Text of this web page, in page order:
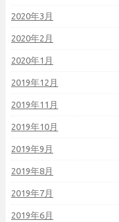
2020年3月
2020年2月
2020年1月
2019年12月
2019年11月
2019年10月
2019年9月
2019年8月
2019年7月
2019年6月